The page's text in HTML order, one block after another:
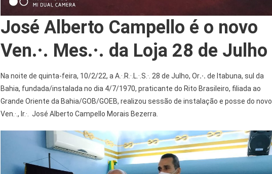
José Alberto Campello é o novo
Ven.·. Mes.·. da Loja 28 de Julho
Na noite de quinta-feira, 10/2/22, a A.·.R.·.L.·.S.·. 28 de Julho, Or.·. de Itabuna, sul da
Bahia, fundada/instalada no dia 4/7/1970, praticante do Rito Brasileiro, filiada ao
Grande Oriente da Bahia/GOB/GOEB, realizou sessão de instalação e posse do novo
Ven.·., Ir.·. José Alberto Campello Morais Bezerra.